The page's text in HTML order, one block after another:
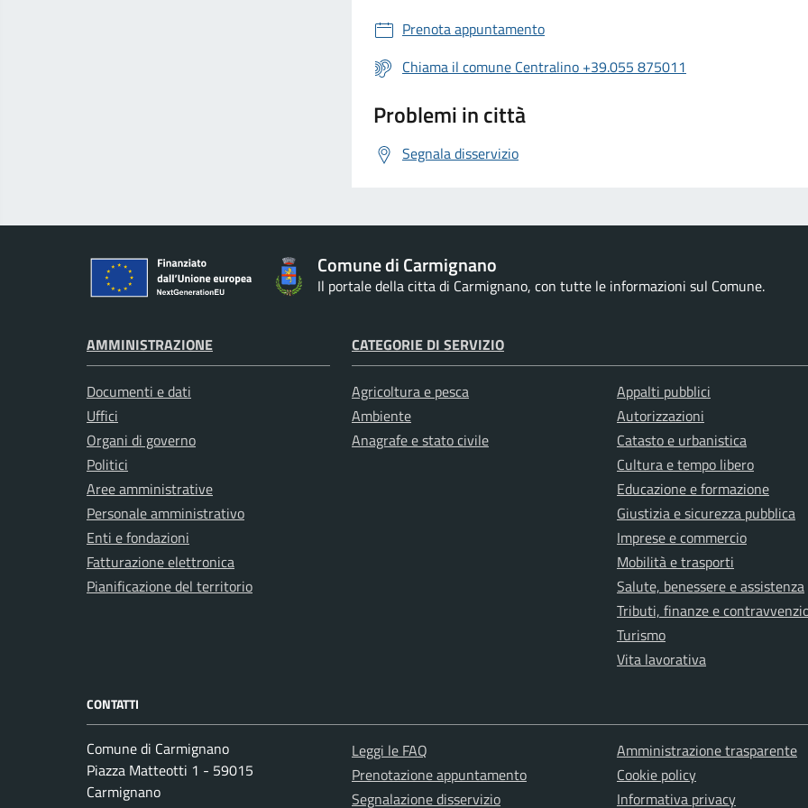
Prenota appuntamento
Chiama il comune Centralino +39.055 875011
Problemi in città
Segnala disservizio
Comune di Carmignano
Il portale della citta di Carmignano, con tutte le informazioni sul Comune.
AMMINISTRAZIONE
Documenti e dati
Uffici
Organi di governo
Politici
Aree amministrative
Personale amministrativo
Enti e fondazioni
Fatturazione elettronica
Pianificazione del territorio
CATEGORIE DI SERVIZIO
Agricoltura e pesca
Ambiente
Anagrafe e stato civile
Appalti pubblici
Autorizzazioni
Catasto e urbanistica
Cultura e tempo libero
Educazione e formazione
Giustizia e sicurezza pubblica
Imprese e commercio
Mobilità e trasporti
Salute, benessere e assistenza
Tributi, finanze e
Turismo
Vita lavorativa
CONTATTI
Comune di Carmignano
Piazza Matteotti 1 - 59015
Carmignano
Leggi le FAQ
Prenotazione appuntamento
Segnalazione disservizio
Amministrazione trasparente
Cookie policy
Informativa privacy